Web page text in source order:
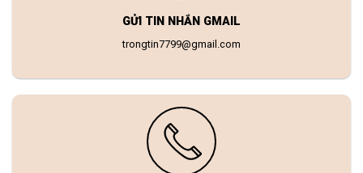
GỬI TIN NHẮN GMAIL
trongtin7799@gmail.com